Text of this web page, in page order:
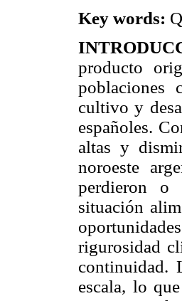
Key words:
producto
poblaciones
cultivo y
españoles.
altas y
noroeste
perdieron o
situación
rigurosidad
continuidad.
escala, lo